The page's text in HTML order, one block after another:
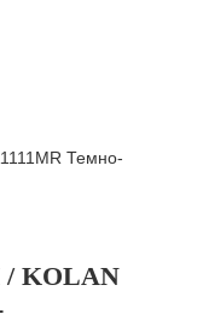
Темно-
KOLAN